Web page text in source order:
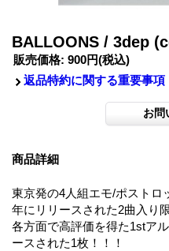
BALLOONS / 3dep
販売価格: 900円(税込)
返品特約に関する重要事項
商品詳細
東京発の4人組エモ/ポストロ
年にリリースされた2曲入り
各方面で高評価を得た1stア
ースされた1枚！！！